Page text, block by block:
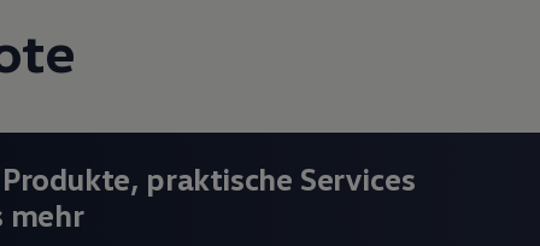
praktische Services
mehr